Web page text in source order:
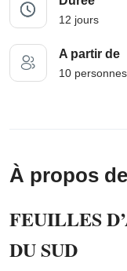
12 jours
A partir de
10 personnes
À propos
FEUILLES
DU SUD